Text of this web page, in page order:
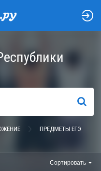
НАЙТИ
ПРЕДМЕТЫ ЕГЭ
Сортировать